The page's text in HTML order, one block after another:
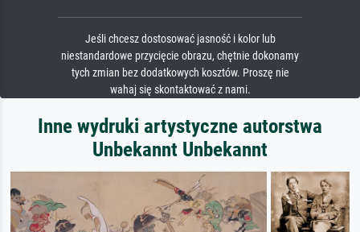
Jeśli chcesz dostosować jasność i kolor lub
niestandardowe przycięcie obrazu, chętnie dokonamy
tych zmian bez dodatkowych kosztów. Proszę nie
wahaj się skontaktować z nami.
Inne wydruki artystyczne autorstwa
Unbekannt Unbekannt